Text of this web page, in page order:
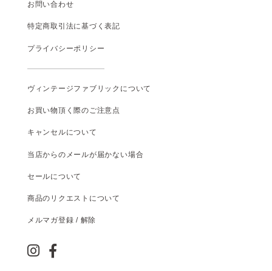
お問い合わせ
特定商取引法に基づく表記
プライバシーポリシー
ヴィンテージファブリックについて
お買い物頂く際のご注意点
キャンセルについて
当店からのメールが届かない場合
セールについて
商品のリクエストについて
メルマガ登録 / 解除